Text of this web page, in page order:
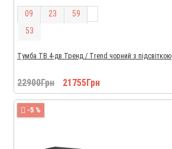
09 23 59
52
Тумба ТВ 4-дв Тренд / Trend чорний з підсвіткою
22900Грн 21755Грн
-5 %